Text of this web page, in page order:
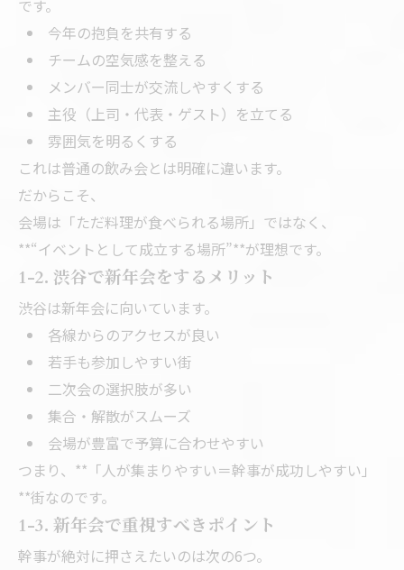
です。
今年の抱負を共有する
チームの空気感を整える
メンバー同士が交流しやすくする
主役（上司・代表・ゲスト）を立てる
雰囲気を明るくする
これは普通の飲み会とは明確に違います。
だからこそ、
会場は「ただ料理が食べられる場所」ではなく、
**“イベントとして成立する場所”**が理想です。
1-2. 渋谷で新年会をするメリット
渋谷は新年会に向いています。
各線からのアクセスが良い
若手も参加しやすい街
二次会の選択肢が多い
集合・解散がスムーズ
会場が豊富で予算に合わせやすい
つまり、**「人が集まりやすい＝幹事が成功しやすい」
**街なのです。
1-3. 新年会で重視すべきポイント
幹事が絶対に押さえたいのは次の6つ。